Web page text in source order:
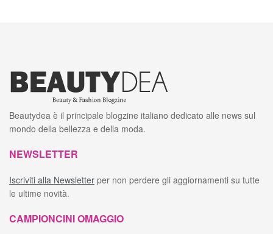
Beautydea è il principale blogzine italiano dedicato alle news sul
mondo della bellezza e della moda.
NEWSLETTER
Iscriviti alla Newsletter per non perdere gli aggiornamenti su tutte
le ultime novità.
CAMPIONCINI OMAGGIO